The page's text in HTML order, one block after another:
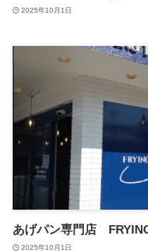
2025年10月1日
あげパン専門店
2025年10月1日